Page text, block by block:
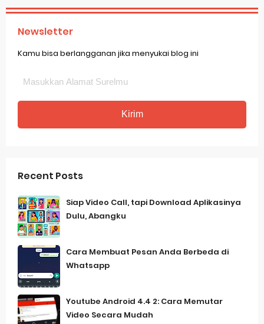
Newsletter
Kamu bisa berlangganan jika menyukai blog ini
Recent Posts
Siap Video Call, tapi Download Aplikasinya
Dulu, Abangku
Cara Membuat Pesan Anda Berbeda di
Whatsapp
Youtube Android 4.4 2: Cara Memutar
Video Secara Mudah